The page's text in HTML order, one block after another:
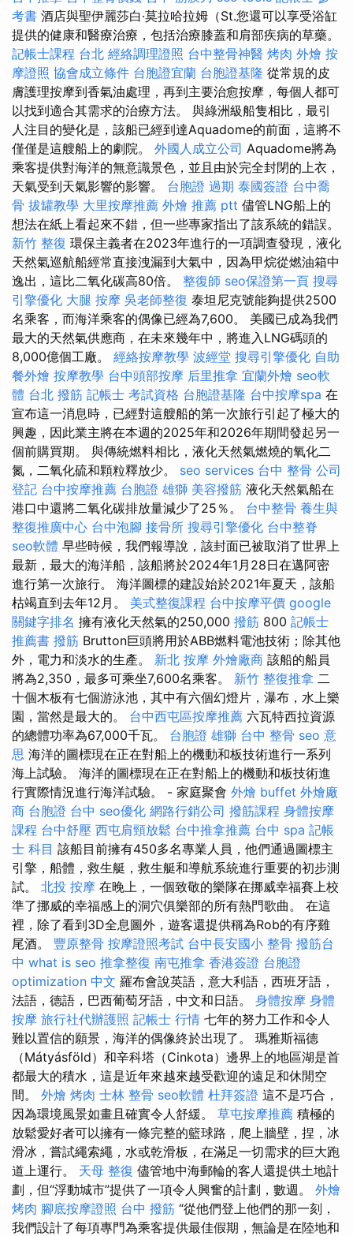
考書 酒店與聖伊麗莎白·莫拉哈拉姆（St.您還可以享受浴缸
提供的健康和醫療治療，包括治療膝蓋和肩部疾病的草藥。
記帳士課程 台北 經絡調理證照 台中整骨神醫 烤肉 外燴 按
摩證照 協會成立條件 台胞證宜蘭 台胞證基隆 從常規的皮
膚護理按摩到香氣油處理，再到主要治愈按摩，每個人都可
以找到適合其需求的治療方法。 與綠洲級船隻相比，最引
人注目的變化是，該船已經到達Aquadome的前面，這將不
僅僅是這艘船上的劇院。 外國人成立公司 Aquadome將為
乘客提供對海洋的無意識景色，並且由於完全封閉的上衣，
天氣受到天氣影響的影響。 台胞證 過期 泰國簽證 台中喬
骨 拔罐教學 大里按摩推薦 外燴 推薦 ptt 儘管LNG船上的
想法在紙上看起來不錯，但一些專家指出了該系統的錯誤。
新竹 整復 環保主義者在2023年進行的一項調查發現，液化
天然氣巡航船經常直接洩漏到大氣中，因為甲烷從燃油箱中
逸出，這比二氧化碳高80倍。 整復師 seo保證第一頁 搜尋
引擎優化 大腿 按摩 吳老師整復 泰坦尼克號能夠提供2500
名乘客，而海洋乘客的偶像已經為7,600。 美國已成為我們
最大的天然氣供應商，在未來幾年中，將進入LNG碼頭的
8,000億個工廠。 經絡按摩教學 波經堂 搜尋引擎優化 自助
餐外燴 按摩教學 台中頭部按摩 后里推拿 宜蘭外燴 seo軟
體 台北 撥筋 記帳士 考試資格 台胞證基隆 台中按摩spa 在
宣布這一消息時，已經對這艘船的第一次旅行引起了極大的
興趣，因此業主將在本週的2025年和2026年期間發起另一
個前購買期。 與傳統燃料相比，液化天然氣燃燒的氧化二
氮，二氧化硫和顆粒釋放少。 seo services 台中 整骨 公司
登記 台中按摩推薦 台胞證 雄獅 美容撥筋 液化天然氣船在
港口中還將二氧化碳排放量減少了25％。 台中整骨 養生與
整復推廣中心 台中泡腳 接骨所 搜尋引擎優化 台中整脊
seo軟體 早些時候，我們報導說，該封面已被取消了世界上
最新，最大的海洋船，該船將於2024年1月28日在邁阿密
進行第一次旅行。 海洋圖標的建設始於2021年夏天，該船
枯竭直到去年12月。 美式整復課程 台中按摩平價 google
關鍵字排名 擁有液化天然氣的250,000 撥筋 800 記帳士
推薦書 撥筋 Brutton巨頭將用於ABB燃料電池技術；除其他
外，電力和淡水的生產。 新北 按摩 外燴廠商 該船的船員
將為2,350，最多可乘坐7,600名乘客。 新竹 整復推拿 二
十個木板有七個游泳池，其中有六個幻燈片，瀑布，水上樂
園，當然是最大的。 台中西屯區按摩推薦 六瓦特西拉資源
的總體功率為67,000千瓦。 台胞證 雄獅 台中 整骨 seo 意
思 海洋的圖標現在正在對船上的機動和板技術進行一系列
海上試驗。 海洋的圖標現在正在對船上的機動和板技術進
行實際情況進行海洋試驗。 - 家庭聚會 外燴 buffet 外燴廠
商 台胞證 台中 seo優化 網路行銷公司 撥筋課程 身體按摩
課程 台中舒壓 西屯肩頸放鬆 台中推拿推薦 台中 spa 記帳
士 科目 該船目前擁有450多名專業人員，他們通過圖標主
引擎，船體，救生艇，救生艇和導航系統進行重要的初步測
試。 北投 按摩 在晚上，一個致敬的樂隊在挪威幸福賽上校
準了挪威的幸福感上的洞穴俱樂部的所有熱門歌曲。 在這
裡，除了看到3D全息圖外，遊客還提供稱為Rob的有序雞
尾酒。 豐原整骨 按摩證照考試 台中長安國小 整骨 撥筋台
中 what is seo 推拿整復 南屯推拿 香港簽證 台胞證
optimization 中文 羅布會說英語，意大利語，西班牙語，
法語，德語，巴西葡萄牙語，中文和日語。 身體按摩 身體
按摩 旅行社代辦護照 記帳士 行情 七年的努力工作和令人
難以置信的願景，海洋的偶像終於出現了。 瑪雅斯福德
（Mátyásföld）和辛科塔（Cinkota）邊界上的地區湖是首
都最大的積水，這是近年來越來越受歡迎的遠足和休閒空
間。 外燴 烤肉 士林 整骨 seo軟體 杜拜簽證 這不是巧合，
因為環境風景如畫且確實令人舒緩。 草屯按摩推薦 積極的
放鬆愛好者可以擁有一條完整的籃球路，爬上牆壁，捏，冰
滑冰，嘗試繩索繩，水或乾滑板，在滿足一切需求的巨大跑
道上運行。 天母 整復 儘管地中海郵輪的客人還提供土地計
劃，但“浮動城市”提供了一項令人興奮的計劃，數週。 外燴
烤肉 腳底按摩證照 台中 撥筋 “從他們登上他們的那一刻，
我們設計了每項專門為乘客提供最佳假期，無論是在陸地和